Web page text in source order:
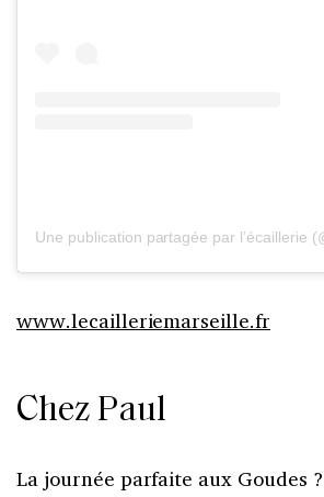
www.lecailleriemarseille.fr
Chez Paul
La journée parfaite aux Goudes